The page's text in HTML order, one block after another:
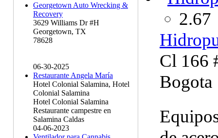
Georgetown Auto Wrecking &
Recovery
3629 Williams Dr #H
Georgetown, TX
78628
06-30-2025
Restaurante Angela María
Hotel Colonial Salamina, Hotel
Colonial Salamina
Hotel Colonial Salamina
Restaurante campestre en
Salamina Caldas
04-06-2023
2.67
Cl 166
Bogota